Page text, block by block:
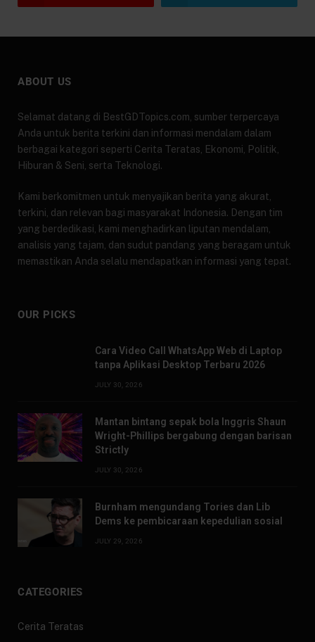
ABOUT US
Selamat datang di BestGDTopics.com, sumber terpercaya
Anda untuk berita terkini dan informasi mendalam dalam
berbagai kategori seperti Cerita Teratas, Ekonomi, Politik,
Hiburan & Seni, serta Teknologi.
Kami berkomitmen untuk menyajikan berita yang akurat,
terkini, dan relevan bagi masyarakat Indonesia. Dengan tim
yang berdedikasi, kami menghadirkan liputan mendalam,
analisis yang tajam, dan sudut pandang yang beragam untuk
memastikan Anda selalu mendapatkan informasi yang tepat.
OUR PICKS
Cara Video Call WhatsApp Web di Laptop
tanpa Aplikasi Desktop Terbaru 2026
JULY 30, 2026
Mantan bintang sepak bola Inggris Shaun
Wright-Phillips bergabung dengan barisan
Strictly
JULY 30, 2026
Burnham mengundang Tories dan Lib
Dems ke pembicaraan kepedulian sosial
JULY 29, 2026
CATEGORIES
Cerita Teratas